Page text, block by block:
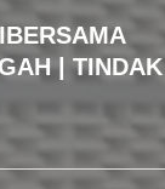
| TINDAK